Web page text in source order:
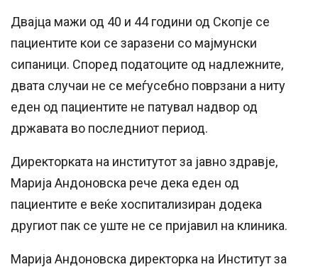
Двајца мажи од 40 и 44 години од Скопје се
пациентите кои се заразени со мајмунски
сипаници. Според податоците од надлежните,
двата случаи не се меѓусебно поврзани а ниту
еден од пациентите не патувал надвор од
државата во последниот период.
Директорката на институтот за јавно здравје,
Марија Андоновска рече дека еден од
пациентите е веќе хоспитализиран додека
другиот пак се уште не се пријавил на клиника.
Марија Андоновска директорка на Институт за